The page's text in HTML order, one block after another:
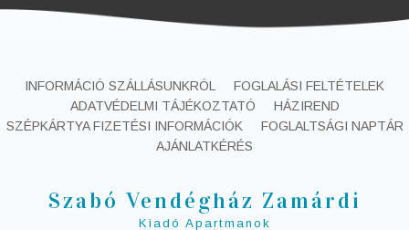
INFORMÁCIÓ SZÁLLÁSUNKRÓL
FOGLALÁSI FELTÉTELEK
ADATVÉDELMI TÁJÉKOZTATÓ
HÁZIREND
SZÉPKÁRTYA FIZETÉSI INFORMÁCIÓK
FOGLALTSÁGI NAPTÁR
AJÁNLATKÉRÉS
Szabó Vendégház Zamárdi
Kiadó Apartmanok